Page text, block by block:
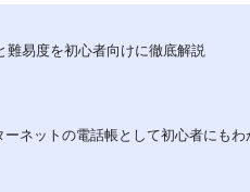
難易度を初心者向けに徹底解説
ーネットの電話帳として初心者にも